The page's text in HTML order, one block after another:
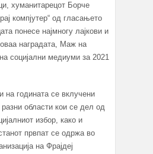
хуманитарецот Борче
компјутер“ од гласањето
понесе најмногу лајкови и
наградата, Маж на
социјални медиуми за 2021
на годината се вклучени
области кои се дел од
избор, како и
првпат се одржа во
на Фрајдеј